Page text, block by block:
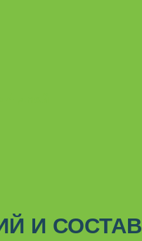
И СОСТАВ